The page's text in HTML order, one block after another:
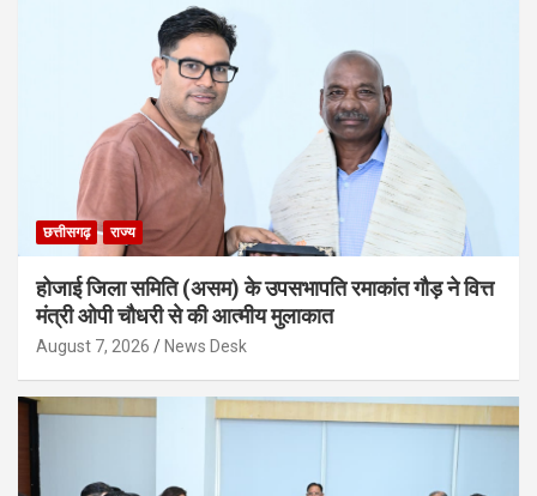
छत्तीसगढ़ राज्य
होजाई जिला समिति (असम) के उपसभापति रमाकांत गौड़ ने वित्त
मंत्री ओपी चौधरी से की आत्मीय मुलाकात
August 7, 2026 News Desk